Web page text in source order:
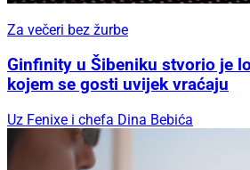
Za večeri bez žurbe
Ginfinity u Šibeniku stvorio je
kojem se gosti uvijek vraćaju
Uz Fenixe i chefa Dina Bebića